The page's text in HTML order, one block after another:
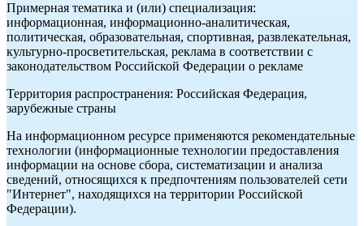
Примерная тематика и (или) специализация:
информационная, информационно-аналитическая,
политическая, образовательная, спортивная, развлекательная,
культурно-просветительская, реклама в соответствии с
законодательством Российской Федерации о рекламе
Территория распространения: Российская Федерация,
зарубежные страны
На информационном ресурсе применяются рекомендательные
технологии (информационные технологии предоставления
информации на основе сбора, систематизации и анализа
сведений, относящихся к предпочтениям пользователей сети
"Интернет", находящихся на территории Российской
Федерации).